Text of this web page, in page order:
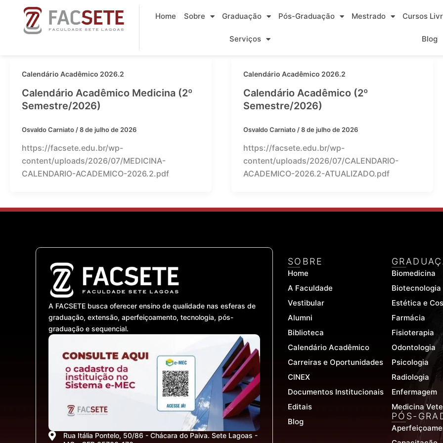
Home Sobre Graduação Pós-Graduação Mestrado Cursos
Serviços Blog
Calendário Acadêmico 2026.2
Calendário Acadêmico Medicina (2º
Semestre/2026)
Osvaldo Carniato /8 de julho de 2026
https://facsete.edu.br/wp-
content/uploads/2026/07/MEDICINA-
CALENDARIO-ACADEMICO-2026.2.pdf
Calendário Acadêmico 2026.2
Calendário Acadêmico (2º
Semestre/2026)
Osvaldo Carniato /8 de julho de 2026
https://facsete.edu.br/wp-
content/uploads/2026/07/CALENDARIO-
ACADEMICO-2026.2-ATUALIZADO.pdf
A FACSETE busca oferecer ensino de qualidade nas esferas de
graduação, extensão, aperfeiçoamento, tecnologia, pós-
graduação e sequencial.
Rua Itália Pontelo, 50/86 - Chácara do Paiva. Sete Lagoas -
SOBRE
Home
A Faculdade
Vestibular
Alumni
Biblioteca
Calendário Acadêmico
Carreiras e Oportunidades
CINEX
Documentos Institucionais
Editais
Blog
Biomedicina
Biotecnologia
Estética e
Farmácia
Fisioterapia
Odontologia
Psicologia
Radiologia
Enfermagem
Medicina
PÓS-